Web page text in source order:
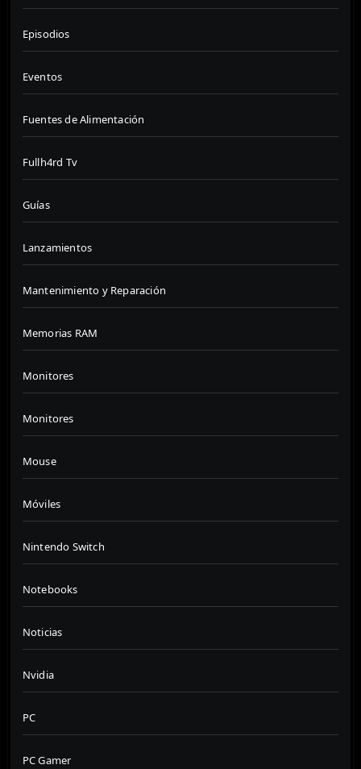
Episodios
Eventos
Fuentes de Alimentación
Fullh4rd Tv
Guías
Lanzamientos
Mantenimiento y Reparación
Memorias RAM
Monitores
Monitores
Mouse
Móviles
Nintendo Switch
Notebooks
Noticias
Nvidia
PC
PC Gamer